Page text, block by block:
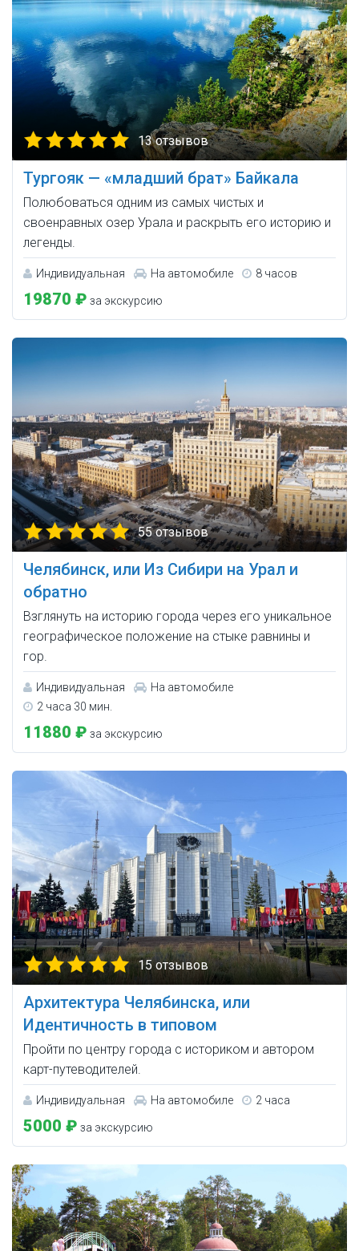
13 отзывов
Тургояк — «младший брат» Байкала
Полюбоваться одним из самых чистых и
своенравных озер Урала и раскрыть его историю и
легенды.
Индивидуальная На автомобиле 8 часов
19870 ₽ за экскурсию
55 отзывов
Челябинск, или Из Сибири на Урал и
обратно
Взглянуть на историю города через его уникальное
географическое положение на стыке равнины и
гор.
Индивидуальная
На автомобиле
2 часа 30 мин.
11880 ₽ за экскурсию
15 отзывов
Архитектура Челябинска, или
Идентичность в типовом
Пройти по центру города с историком и автором
карт-путеводителей.
Индивидуальная На автомобиле 2 часа
5000 ₽ за экскурсию